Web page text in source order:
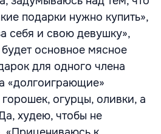
подарки нужно купить»,
себя и свою девушку»,
основное мясное
для одного члена
«долгоиграющие»
огурцы, оливки, а
худею, чтобы не